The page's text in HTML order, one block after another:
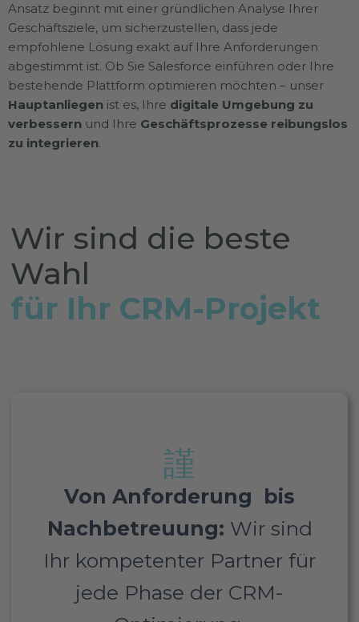
Ansatz beginnt mit einer gründlichen Analyse Ihrer
Geschäftsziele, um sicherzustellen, dass jede
empfohlene Lösung exakt auf Ihre Anforderungen
abgestimmt ist. Ob Sie Salesforce einführen oder Ihre
bestehende Plattform optimieren möchten – unser
Hauptanliegen ist es, Ihre digitale Umgebung zu
verbessern und Ihre Geschäftsprozesse reibungslos
zu integrieren.
Wir sind die beste
Wahl
für Ihr CRM-Projekt
Von Anforderung bis
Nachbetreuung: Wir sind
Ihr kompetenter Partner für
jede Phase der CRM-
Unser einzigartiger Ansatz bei
NFQ X kombiniert
tiefgreifendes technisches
Know-how mit strategischer
CRM-Systeme zu optimieren,
sondern auch einen
dauerhaften Mehrwert für Ihr
Unternehmen zu schaffen.